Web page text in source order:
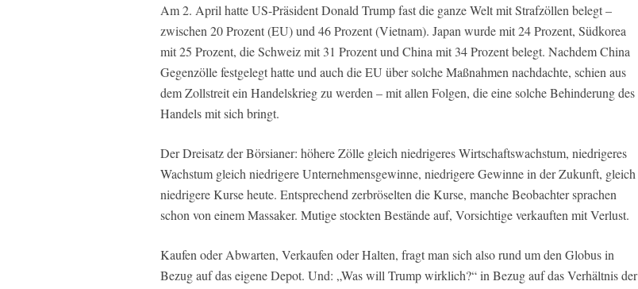
Am 2. April hatte US-Präsident Donald Trump fast die ganze Welt mit Strafzöllen belegt –
zwischen 20 Prozent (EU) und 46 Prozent (Vietnam). Japan wurde mit 24 Prozent, Südkorea
mit 25 Prozent, die Schweiz mit 31 Prozent und China mit 34 Prozent belegt. Nachdem China
Gegenzölle festgelegt hatte und auch die EU über solche Maßnahmen nachdachte, schien aus
dem Zollstreit ein Handelskrieg zu werden – mit allen Folgen, die eine solche Behinderung des
Handels mit sich bringt.
Der Dreisatz der Börsianer: höhere Zölle gleich niedrigeres Wirtschaftswachstum, niedrigeres
Wachstum gleich niedrigere Unternehmensgewinne, niedrigere Gewinne in der Zukunft, gleich
niedrigere Kurse heute. Entsprechend zerbröselten die Kurse, manche Beobachter sprachen
schon von einem Massaker. Mutige stockten Bestände auf, Vorsichtige verkauften mit Verlust.
Kaufen oder Abwarten, Verkaufen oder Halten, fragt man sich also rund um den Globus in
Bezug auf das eigene Depot. Und: „Was will Trump wirklich?“ in Bezug auf das Verhältnis der